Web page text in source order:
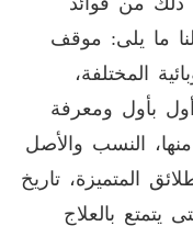
ما يلى: موقف
المختلفة،
بأول ومعرفة
النسب والأصل
المتميزة، تاريخ
يتمتع بالعلاج